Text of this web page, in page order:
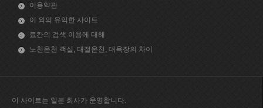
이용약관
이 외의 유익한 사이트
료칸의 검색 이용에 대해
노천온천 객실, 대절온천, 대욕장의 차이
이 사이트는 일본 회사가 운영합니다.